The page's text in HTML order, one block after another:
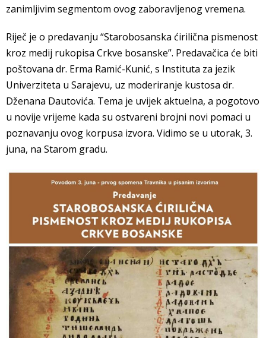
zanimljivim segmentom ovog zaboravljenog vremena.
Riječ je o predavanju “Starobosanska ćirilična pismenost
kroz medij rukopisa Crkve bosanske”. Predavačica će biti
poštovana dr. Erma Ramić-Kunić, s Instituta za jezik
Univerziteta u Sarajevu, uz moderiranje kustosa dr.
Dženana Dautovića. Tema je uvijek aktuelna, a pogotovo
u novije vrijeme kada su ostvareni brojni novi pomaci u
poznavanju ovog korpusa izvora. Vidimo se u utorak, 3.
juna, na Starom gradu.